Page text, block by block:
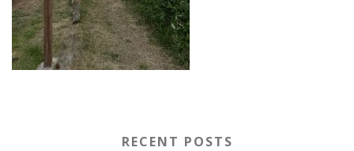
RECENT POSTS